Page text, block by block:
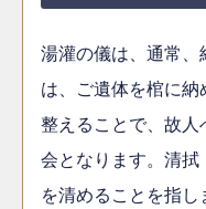
湯灌の儀は、通常
は、ご遺体を棺に納
整えることで、故
会となります。清
を清めることを指